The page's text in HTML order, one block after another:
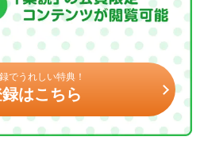
でうれしい特典！
はこちら